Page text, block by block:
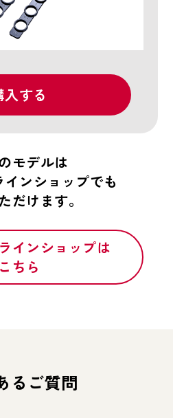
入する
モデルは
インショップでも
だけます。
インショップは
こちら
るご質問